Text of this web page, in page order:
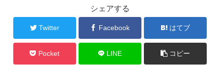
シェアする
Twitter Facebook はてブ
Pocket LINE コピー